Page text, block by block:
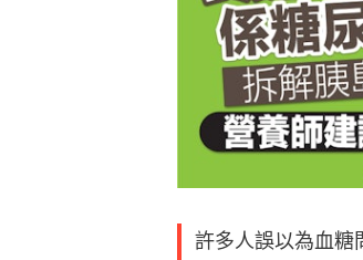
許多人誤以為血糖